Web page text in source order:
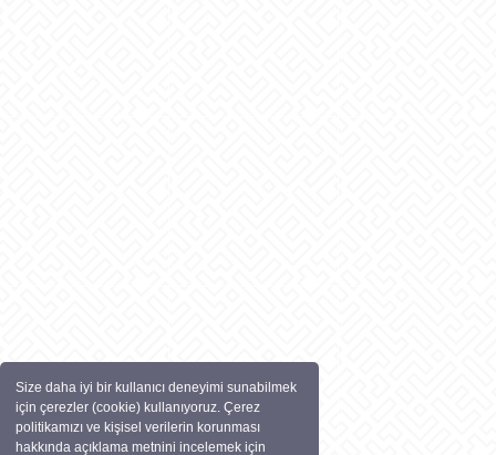
Size daha iyi bir kullanıcı deneyimi sunabilmek
için çerezler (cookie) kullanıyoruz. Çerez
politikamızı ve kişisel verilerin korunması
hakkında açıklama metnini incelemek için